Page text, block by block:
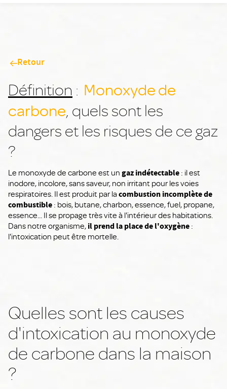
Retour
Définition : Monoxyde de
carbone, quels sont les
dangers et les risques de ce gaz
?
Le monoxyde de carbone est un gaz indétectable : il est
inodore, incolore, sans saveur, non irritant pour les voies
respiratoires. Il est produit par la combustion incomplète de
combustible : bois, butane, charbon, essence, fuel, propane,
essence... Il se propage très vite à l'intérieur des habitations.
Dans notre organisme, il prend la place de l'oxygène :
l'intoxication peut être mortelle.
Quelles sont les causes
d'intoxication au monoxyde
de carbone dans la maison
?